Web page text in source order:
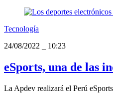
Tecnología
24/08/2022
10:23
eSports, una de las
La Apdev realizará el Perú